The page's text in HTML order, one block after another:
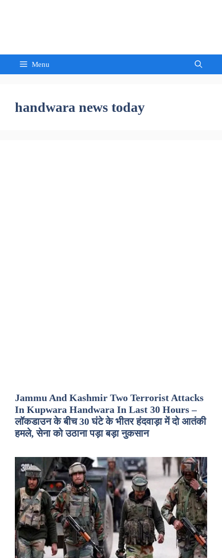
Menu
handwara news today
Jammu And Kashmir Two Terrorist Attacks
In Kupwara Handwara In Last 30 Hours –
लॉकडाउन के बीच 30 घंटे के भीतर हंदवाड़ा में दो आतंकी
हमले, सेना को उठाना पड़ा बड़ा नुकसान